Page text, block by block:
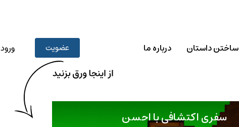
ورود عضویت ساختن داستان درباره ما
سفری اکتشافی با احسن